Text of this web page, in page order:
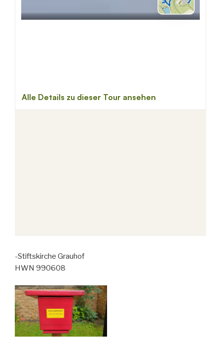
-Stiftskirche Grauhof
HWN 990608